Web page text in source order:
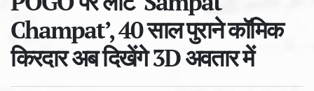
Champat’, 40 साल पुराने कॉमिक
किरदार अब दिखेंगे 3D अवतार में